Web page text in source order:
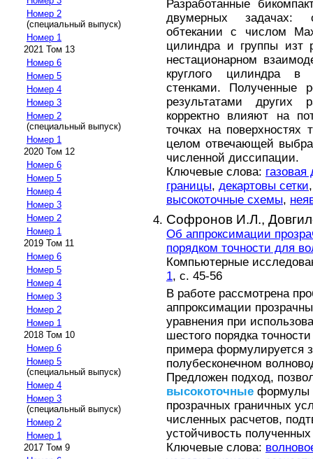
Номер 2
(специальный выпуск)
Номер 1
2021 Том 13
Номер 6
Номер 5
Номер 4
Номер 3
Номер 2
(специальный выпуск)
Номер 1
2020 Том 12
Номер 6
Номер 5
Номер 4
Номер 3
Номер 2
Номер 1
2019 Том 11
Номер 6
Номер 5
Номер 4
Номер 3
Номер 2
Номер 1
2018 Том 10
Номер 6
Номер 5
(специальный выпуск)
Номер 4
Номер 3
(специальный выпуск)
Номер 2
Номер 1
2017 Том 9
Разработанные
двумерных задачах:
обтекании с числом
цилиндра и группы изт
нестационарном
круглого цилиндра в
стенками. Полученные
результатами других
корректно влияют на
точках на поверхностях
целом отвечающей
численной диссипации.
Ключевые слова:
границы, декартовы сетки
высокоточные схемы,
Софронов И.Л.,
Об аппроксимации
порядком точности для
Компьютерные
1, с. 45-56
В работе рассмотрена
аппроксимации
уравнения при
шестого порядка
примера формулируется
полубесконечном
Предложен подход,
высокоточные формулы
прозрачных граничных
численных расчетов,
устойчивость
Ключевые слова: